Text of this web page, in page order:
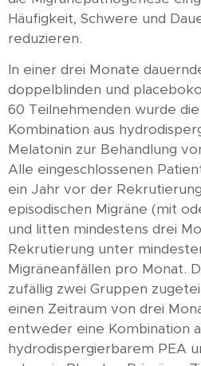
Häufigkeit, Schwere und
reduzieren.
In einer drei Monate
doppelblinden und
60 Teilnehmenden wurde
Kombination aus
Melatonin zur Behandlung
Alle eingeschlossenen
ein Jahr vor der
episodischen Migräne (mit
und litten mindestens drei
Rekrutierung unter
Migräneanfällen pro Monat.
zufällig zwei Gruppen
einen Zeitraum von drei
entweder eine Kombination
hydrodispergierbarem PEA